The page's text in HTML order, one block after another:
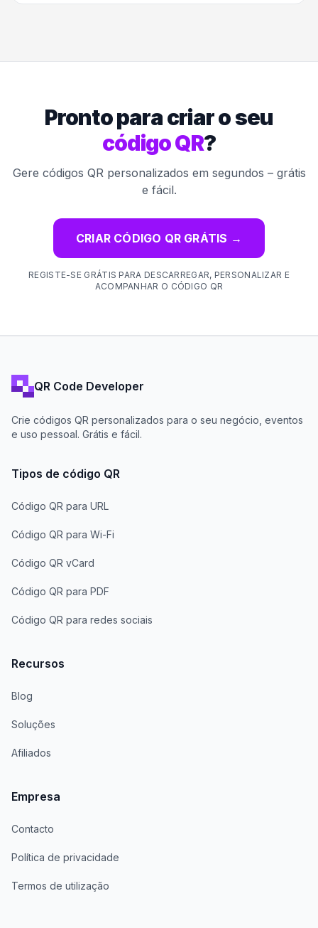
Pronto para criar o seu
código QR?
Gere códigos QR personalizados em segundos – grátis
e fácil.
CRIAR CÓDIGO QR GRÁTIS →
REGISTE-SE GRÁTIS PARA DESCARREGAR, PERSONALIZAR E
ACOMPANHAR O CÓDIGO QR
QR Code Developer
Crie códigos QR personalizados para o seu negócio, eventos
e uso pessoal. Grátis e fácil.
Tipos de código QR
Código QR para URL
Código QR para Wi-Fi
Código QR vCard
Código QR para PDF
Código QR para redes sociais
Recursos
Blog
Soluções
Afiliados
Empresa
Contacto
Política de privacidade
Termos de utilização